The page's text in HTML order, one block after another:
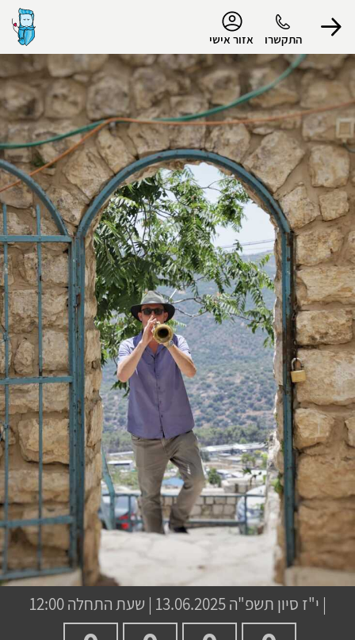
התקשרו אזור אישי
הפרופיל שלי
התנתק
| י"ז סיון תשפ"ה 13.06.2025 | שעת התחלה 12:00